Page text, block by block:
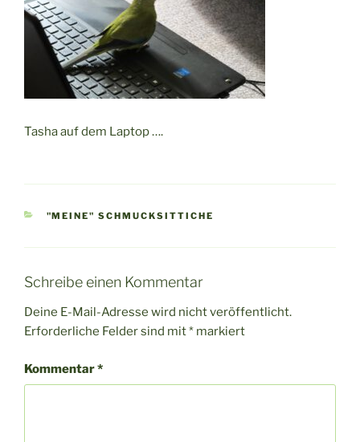
Tasha auf dem Laptop ….
KATEGORIEN
"MEINE" SCHMUCKSITTICHE
Schreibe einen Kommentar
Deine E-Mail-Adresse wird nicht veröffentlicht.
Erforderliche Felder sind mit* markiert
Kommentar*